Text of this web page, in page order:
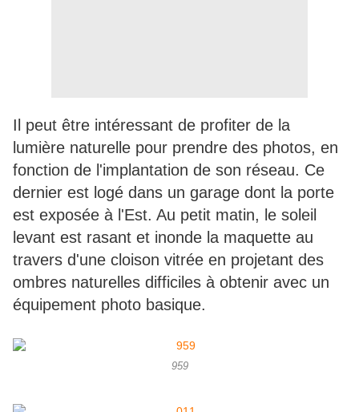
Il peut être intéressant de profiter de la
lumière naturelle pour prendre des photos, en
fonction de l'implantation de son réseau. Ce
dernier est logé dans un garage dont la porte
est exposée à l'Est. Au petit matin, le soleil
levant est rasant et inonde la maquette au
travers d'une cloison vitrée en projetant des
ombres naturelles difficiles à obtenir avec un
équipement photo basique.
959